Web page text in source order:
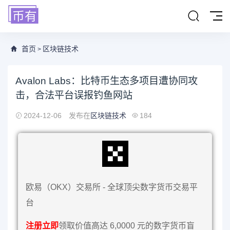
首页 > 区块链技术
Avalon Labs：比特币生态多项目遭协同攻
击，合法平台误报钓鱼网站
2024-12-06 发布在区块链技术 184
欧易（OKX）交易所 - 全球顶尖数字货币交易平
台
注册立即领取价值高达 6,0000 元的数字货币盲